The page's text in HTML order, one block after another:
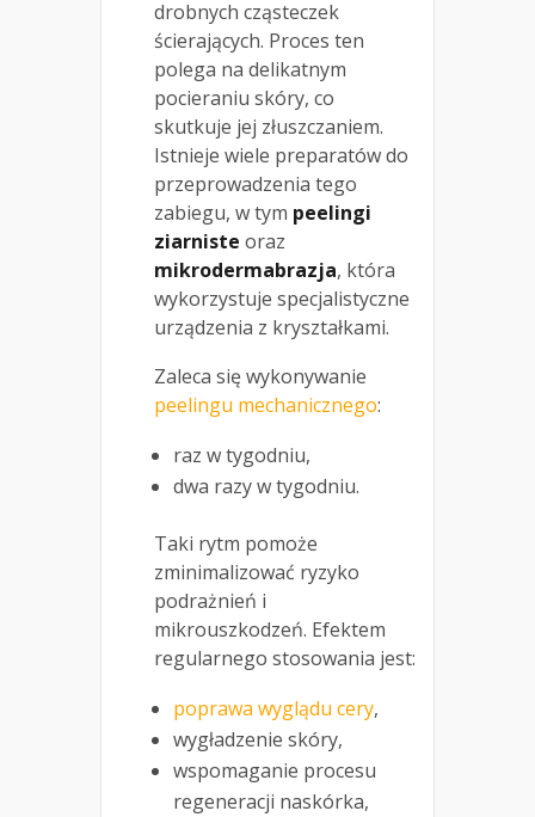
drobnych cząsteczek
ścierających. Proces ten
polega na delikatnym
pocieraniu skóry, co
skutkuje jej złuszczaniem.
Istnieje wiele preparatów do
przeprowadzenia tego
zabiegu, w tym peelingi
ziarniste oraz
mikrodermabrazja, która
wykorzystuje specjalistyczne
urządzenia z kryształkami.
Zaleca się wykonywanie
peelingu mechanicznego:
raz w tygodniu,
dwa razy w tygodniu.
Taki rytm pomoże
zminimalizować ryzyko
podrażnień i
mikrouszkodzeń. Efektem
regularnego stosowania jest:
poprawa wyglądu cery,
wygładzenie skóry,
wspomaganie procesu
regeneracji naskórka,